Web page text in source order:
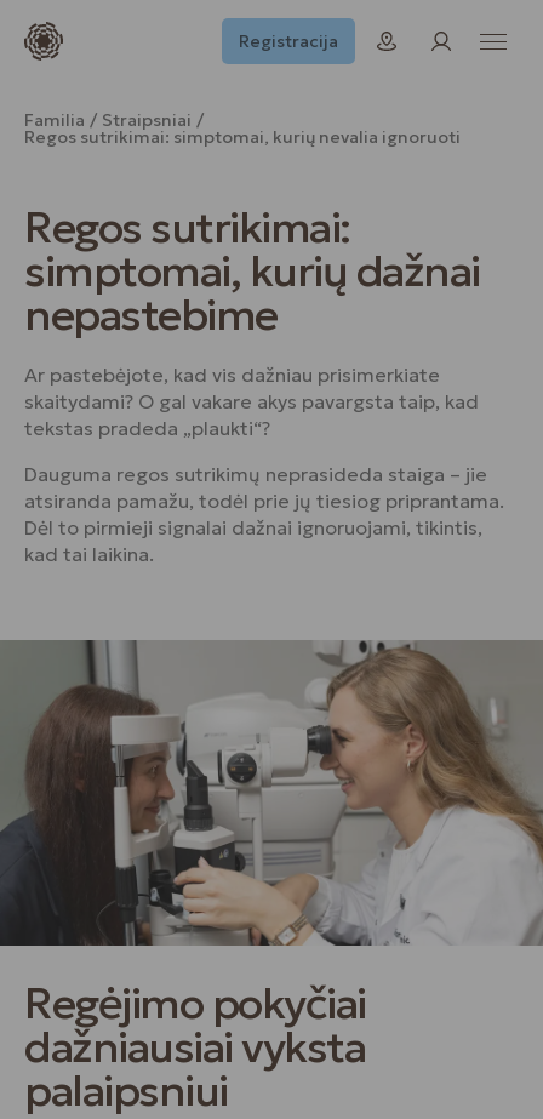
Registracija
Familia Straipsniai
Regos sutrikimai: simptomai, kurių nevalia ignoruoti
Regos sutrikimai:
simptomai, kurių dažnai
nepastebime
Ar pastebėjote, kad vis dažniau prisimerkiate
skaitydami? O gal vakare akys pavargsta taip, kad
tekstas pradeda „plaukti“?
Dauguma regos sutrikimų neprasideda staiga – jie
atsiranda pamažu, todėl prie jų tiesiog priprantama.
Dėl to pirmieji signalai dažnai ignoruojami, tikintis,
kad tai laikina.
Regėjimo pokyčiai
dažniausiai vyksta
palaipsniui